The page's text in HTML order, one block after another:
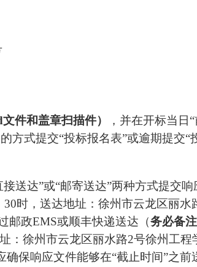
件和盖章扫描件）
，并在开标当日
方式提交“投标报名表”或逾期提交“
送达”或“邮寄送达”两种方式提交
时，送达地址：徐州市云龙区丽
邮政EMS或顺丰快递送达（务必备
徐州市云龙区丽水路2号徐州工程
确保响应文件能够在“截止时间”之